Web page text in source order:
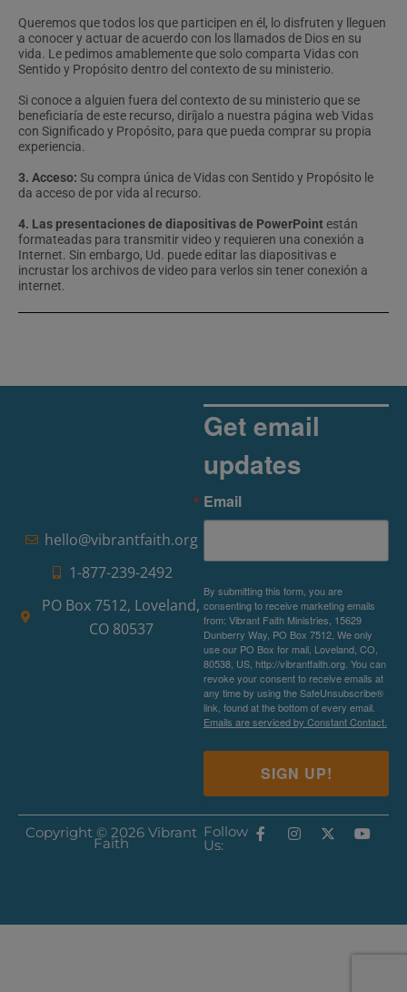
Queremos que todos los que participen en él, lo disfruten y lleguen
a conocer y actuar de acuerdo con los llamados de Dios en su
vida. Le pedimos amablemente que solo comparta Vidas con
Sentido y Propósito dentro del contexto de su ministerio.
Si conoce a alguien fuera del contexto de su ministerio que se
beneficiaría de este recurso, diríjalo a nuestra página web Vidas
con Significado y Propósito, para que pueda comprar su propia
experiencia.
3. Acceso: Su compra única de Vidas con Sentido y Propósito le
da acceso de por vida al recurso.
4. Las presentaciones de diapositivas de PowerPointestán
formateadas para transmitir video y requieren una conexión a
Internet. Sin embargo, Ud. puede editar las diapositivas e
incrustar los archivos de video para verlos sin tener conexión a
internet.
hello@vibrantfaith.org
1-877-239-2492
PO Box 7512, Loveland,
CO 80537
Get email
updates
Email
By submitting this form, you are
consenting to receive marketing emails
from: Vibrant Faith Ministries, 15629
Dunberry Way, PO Box 7512, We only
use our PO Box for mail, Loveland, CO,
80538, US, http://vibrantfaith.org. You can
revoke your consent to receive emails at
any time by using the SafeUnsubscribe®
link, found at the bottom of every email.
Emails are serviced by Constant Contact.
SIGN UP!
Copyright © 2026 Vibrant
Faith
Follow
Us: